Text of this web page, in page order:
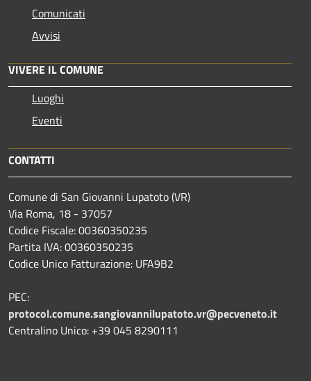
Comunicati
Avvisi
VIVERE IL COMUNE
Luoghi
Eventi
CONTATTI
Comune di San Giovanni Lupatoto (VR)
Via Roma, 18 - 37057
Codice Fiscale: 00360350235
Partita IVA: 00360350235
Codice Unico Fatturazione: UFA9B2
PEC:
protocol.comune.sangiovannilupatoto.vr@pecveneto.it
Centralino Unico: +39 045 8290111